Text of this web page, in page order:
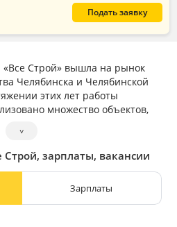
Подать заявку
Строй» вышла на рынок
Челябинска и Челябинской
этих лет работы
множество объектов,
только новейшие
˅
зарплаты, вакансии
Зарплаты